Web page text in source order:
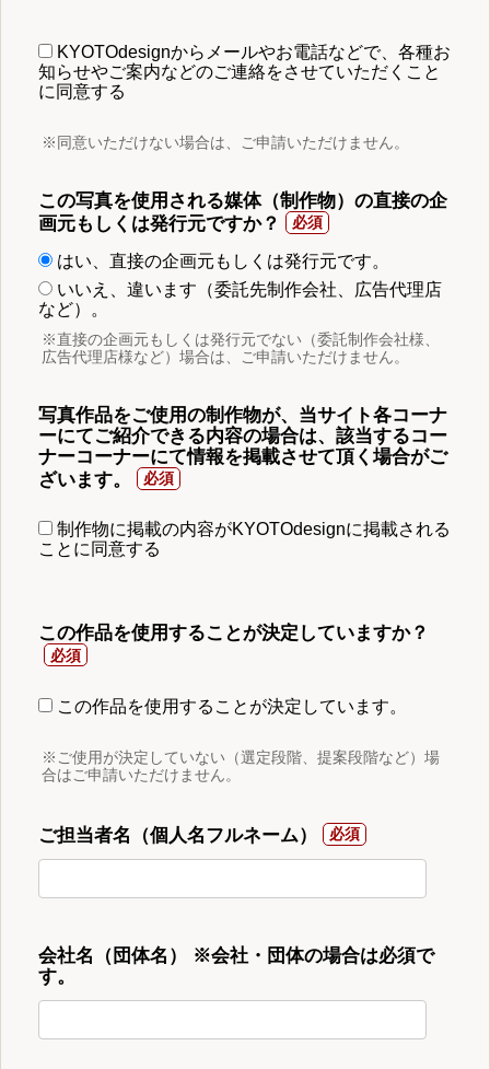
KYOTOdesignからメールやお電話などで、各種お
知らせやご案内などのご連絡をさせていただくこと
に同意する
※同意いただけない場合は、ご申請いただけません。
この写真を使用される媒体（制作物）の直接の企
画元もしくは発行元ですか？
はい、直接の企画元もしくは発行元です。
いいえ、違います（委託先制作会社、広告代理店
など）。
※直接の企画元もしくは発行元でない（委託制作会社様、
広告代理店様など）場合は、ご申請いただけません。
写真作品をご使用の制作物が、当サイト各コーナ
ーにてご紹介できる内容の場合は、該当するコー
ナーコーナーにて情報を掲載させて頂く場合がご
ざいます。
制作物に掲載の内容がKYOTOdesignに掲載される
ことに同意する
この作品を使用することが決定していますか？
この作品を使用することが決定しています。
※ご使用が決定していない（選定段階、提案段階など）場
合はご申請いただけません。
ご担当者名（個人名フルネーム）
会社名（団体名） ※会社・団体の場合は必須で
す。